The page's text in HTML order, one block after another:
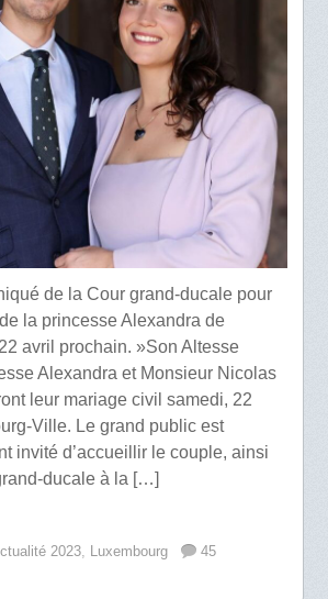
de la Cour grand-ducale pour
la princesse Alexandra de
avril prochain. »Son Altesse
Alexandra et Monsieur Nicolas
leur mariage civil samedi, 22
Ville. Le grand public est
invité d’accueillir le couple, ainsi
ducale à la […]
2023 Luxembourg
45